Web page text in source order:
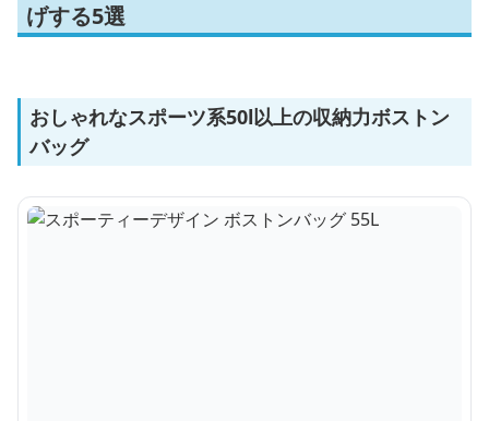
げする5選
おしゃれなスポーツ系50l以上の収納力ボストン
バッグ